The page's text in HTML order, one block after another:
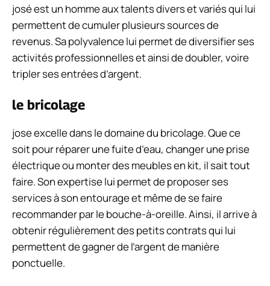
josé est un homme aux talents divers et variés qui lui
permettent de cumuler plusieurs sources de
revenus. Sa polyvalence lui permet de diversifier ses
activités professionnelles et ainsi de doubler, voire
tripler ses entrées d’argent.
le bricolage
jose excelle dans le domaine du bricolage. Que ce
soit pour réparer une fuite d’eau, changer une prise
électrique ou monter des meubles en kit, il sait tout
faire. Son expertise lui permet de proposer ses
services à son entourage et même de se faire
recommander par le bouche-à-oreille. Ainsi, il arrive à
obtenir régulièrement des petits contrats qui lui
permettent de gagner de l’argent de manière
ponctuelle.